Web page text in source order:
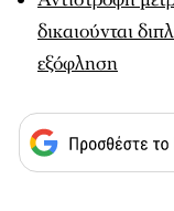
δικαιούνται
εξόφληση